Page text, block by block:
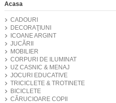
Acasa
CADOURI
DECORAŢIUNI
ICOANE ARGINT
JUCĂRII
MOBILIER
CORPURI DE ILUMINAT
UZ CASNIC & MENAJ
JOCURI EDUCATIVE
TRICICLETE & TROTINETE
BICICLETE
CĂRUCIOARE COPII